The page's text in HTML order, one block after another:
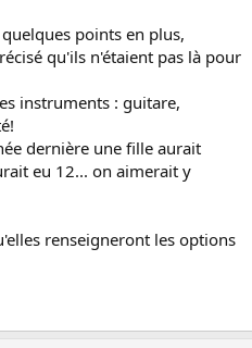
points en plus,
qu'ils n'étaient pas là pour
instruments : guitare,
dernière une fille aurait
eu 12... on aimerait y
renseigneront les options